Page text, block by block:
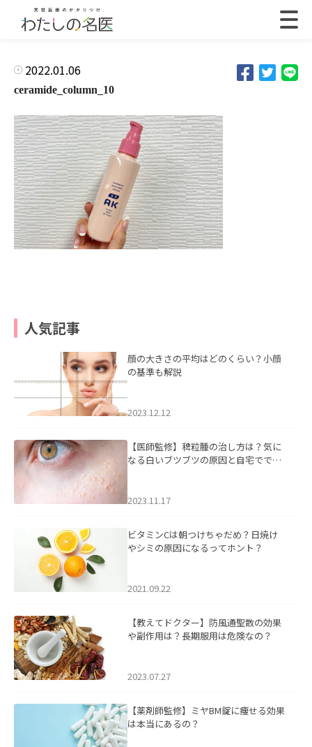
2022.01.06
ceramide_column_10
人気記事
顔の大きさの平均はどのくらい？小顔
の基準も解説
2023.12.12
【医師監修】稗粒腫の治し方は？気に
なる白いブツブツの原因と自宅ででき
2023.11.17
ビタミンCは朝つけちゃだめ？日焼け
やシミの原因になるってホント？
2021.09.22
【教えてドクター】防風通聖散の効果
や副作用は？長期服用は危険なの？
2023.07.27
【薬剤師監修】ミヤBM錠に痩せる効果
は本当にあるの？